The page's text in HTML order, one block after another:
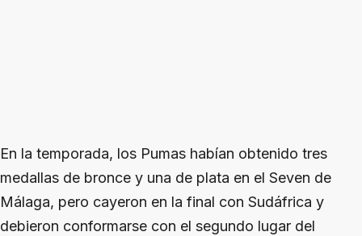
En la temporada, los Pumas habían obtenido tres
medallas de bronce y una de plata en el Seven de
Málaga, pero cayeron en la final con Sudáfrica y
debieron conformarse con el segundo lugar del